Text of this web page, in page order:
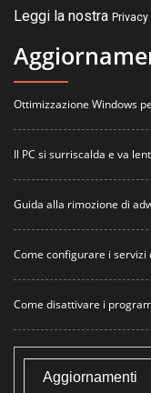
Leggi la nostra
Ottimizzazione Windows
Il PC si surriscalda e va
Guida alla rimozione di
Come configurare i
Come disattivare i
Aggiornamenti